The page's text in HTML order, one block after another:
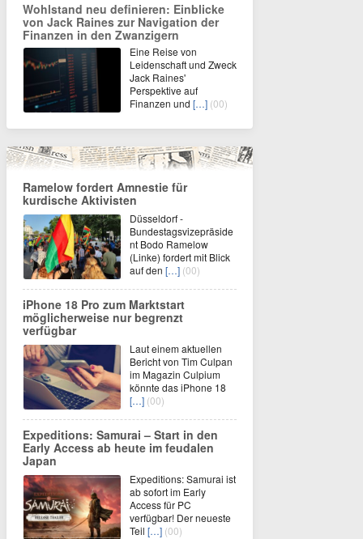
Wohlstand neu definieren: Einblicke
von Jack Raines zur Navigation der
Finanzen in den Zwanzigern
Eine Reise von
Leidenschaft und Zweck
Jack Raines'
Perspektive auf
Finanzen und […] (00)
Ramelow fordert Amnestie für
kurdische Aktivisten
Düsseldorf -
Bundestagsvizepräside
nt Bodo Ramelow
(Linke) fordert mit Blick
auf den […] (00)
iPhone 18 Pro zum Marktstart
möglicherweise nur begrenzt
verfügbar
Laut einem aktuellen
Bericht von Tim Culpan
im Magazin Culpium
könnte das iPhone 18
[…] (00)
Expeditions: Samurai – Start in den
Early Access ab heute im feudalen
Japan
Expeditions: Samurai ist
ab sofort im Early
Access für PC
verfügbar! Der neueste
Teil […] (00)